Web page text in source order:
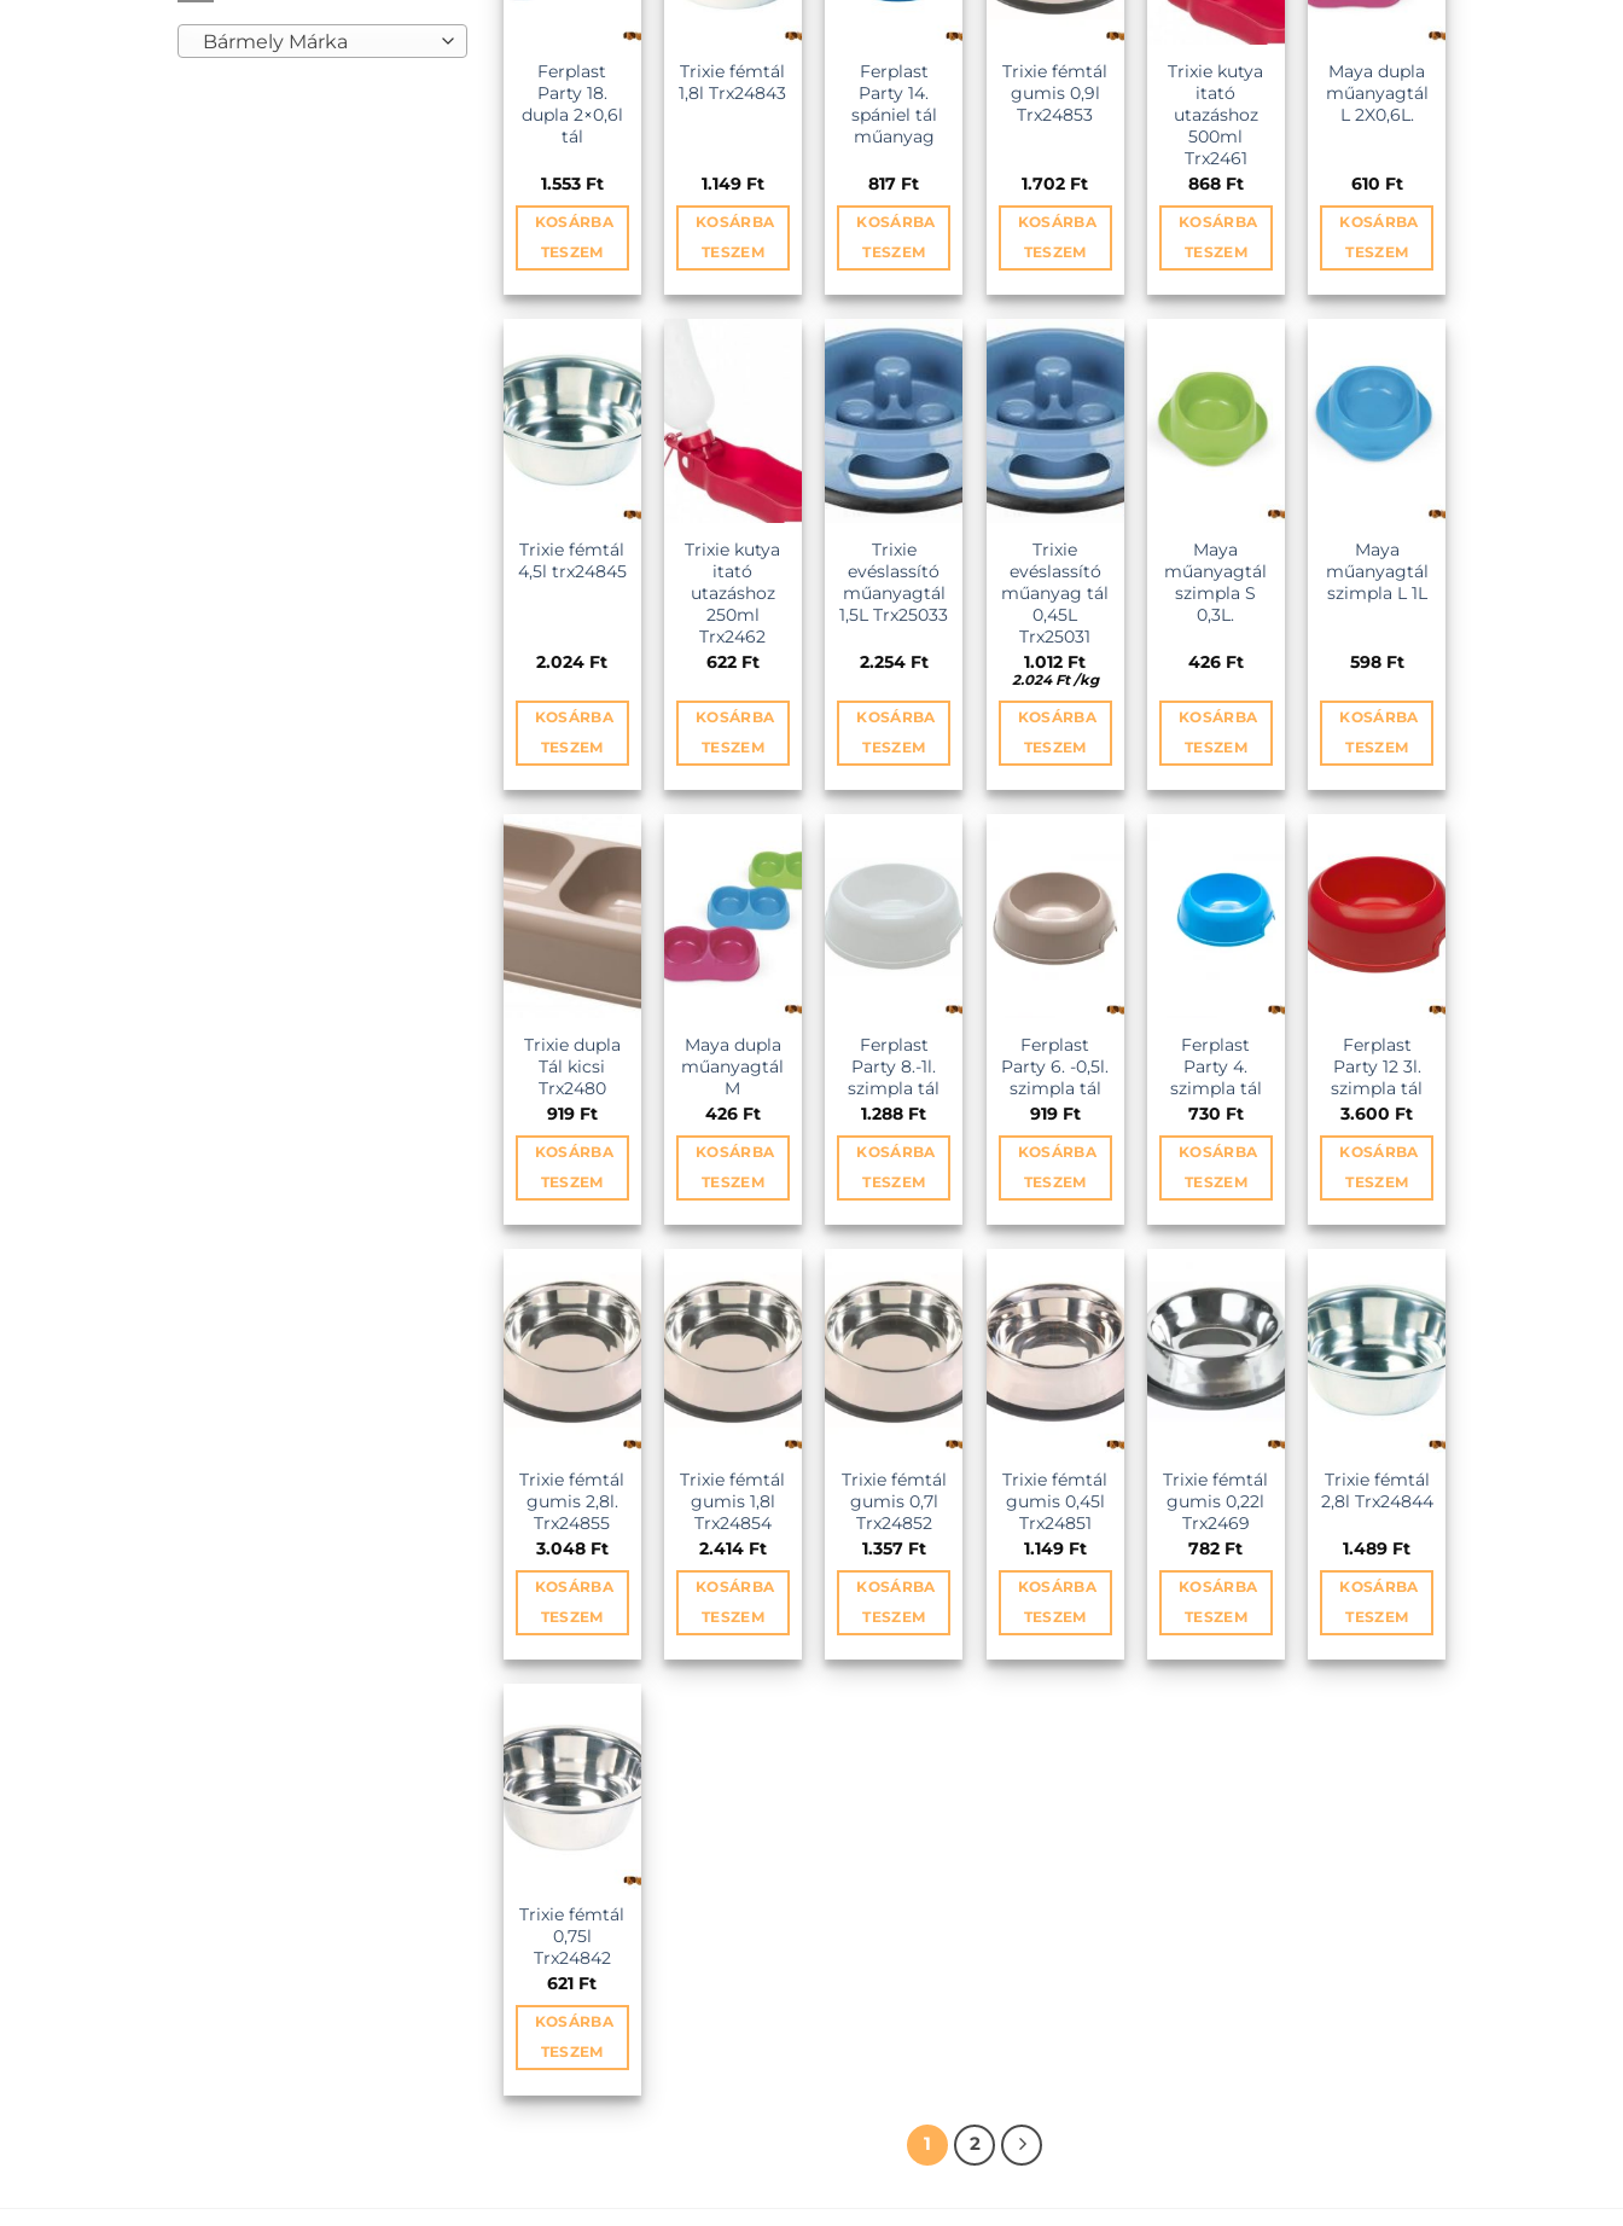
Bármely Márka
Ferplast
Party 18.
dupla 2×0,6l
tál
1.553 Ft
KOSÁRBA
TESZEM
Trixie fémtál
1,8l Trx24843
1.149 Ft
KOSÁRBA
TESZEM
Ferplast
Party 14.
spániel tál
műanyag
817 Ft
KOSÁRBA
TESZEM
Trixie fémtál
gumis 0,9l
Trx24853
1.702 Ft
KOSÁRBA
TESZEM
Trixie kutya
itató
utazáshoz
500ml
Trx2461
868 Ft
KOSÁRBA
TESZEM
Maya dupla
műanyagtál
L 2X0,6L.
610 Ft
KOSÁRBA
TESZEM
KEDVENCEKHEZ
Trixie fémtál
4,5l trx24845
2.024 Ft
KOSÁRBA
TESZEM
Trixie kutya
itató
utazáshoz
250ml
Trx2462
622 Ft
KOSÁRBA
TESZEM
KEDVENCEKHEZ
Trixie
evéslassító
műanyagtál
1,5L Trx25033
2.254 Ft
KOSÁRBA
TESZEM
KEDVENCEKHEZ
Trixie
evéslassító
műanyag tál
0,45L
Trx25031
1.012 Ft
2.024 Ft /kg
KOSÁRBA
TESZEM
KEDVENCEKHEZ
Maya
műanyagtál
szimpla S
0,3L.
426 Ft
KOSÁRBA
TESZEM
KEDVENCEKHEZ
Maya
műanyagtál
szimpla L 1L
598 Ft
KOSÁRBA
TESZEM
KEDVENCEKHEZ
Trixie dupla
Tál kicsi
Trx2480
919 Ft
KOSÁRBA
TESZEM
KEDVENCEKHEZ
Maya dupla
műanyagtál
M
426 Ft
KOSÁRBA
TESZEM
KEDVENCEKHEZ
Ferplast
Party 8.-1l.
szimpla tál
1.288 Ft
KOSÁRBA
TESZEM
KEDVENCEKHEZ
Ferplast
Party 6. -0,5l.
szimpla tál
919 Ft
KOSÁRBA
TESZEM
KEDVENCEKHEZ
Ferplast
Party 4.
szimpla tál
730 Ft
KOSÁRBA
TESZEM
KEDVENCEKHEZ
Ferplast
Party 12 3l.
szimpla tál
3.600 Ft
KOSÁRBA
TESZEM
KEDVENCEKHEZ
Trixie fémtál
gumis 2,8l.
Trx24855
3.048 Ft
KOSÁRBA
TESZEM
KEDVENCEKHEZ
Trixie fémtál
gumis 1,8l
Trx24854
2.414 Ft
KOSÁRBA
TESZEM
KEDVENCEKHEZ
Trixie fémtál
gumis 0,7l
Trx24852
1.357 Ft
KOSÁRBA
TESZEM
KEDVENCEKHEZ
Trixie fémtál
gumis 0,45l
Trx24851
1.149 Ft
KOSÁRBA
TESZEM
KEDVENCEKHEZ
Trixie fémtál
gumis 0,22l
Trx2469
782 Ft
KOSÁRBA
TESZEM
KEDVENCEKHEZ
Trixie fémtál
2,8l Trx24844
1.489 Ft
KOSÁRBA
TESZEM
KEDVENCEKHEZ
Trixie fémtál
0,75l
Trx24842
621 Ft
KOSÁRBA
TESZEM
1 2